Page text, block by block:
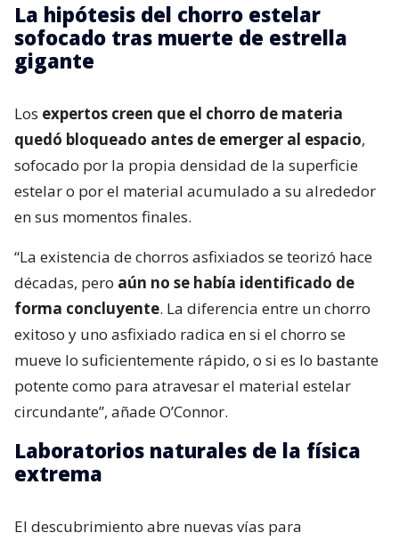
La hipótesis del chorro estelar
sofocado tras muerte de estrella
gigante
Los expertos creen que el chorro de materia
quedó bloqueado antes de emerger al espacio,
sofocado por la propia densidad de la superficie
estelar o por el material acumulado a su alrededor
en sus momentos finales.
“La existencia de chorros asfixiados se teorizó hace
décadas, pero aún no se había identificado de
forma concluyente. La diferencia entre un chorro
exitoso y uno asfixiado radica en si el chorro se
mueve lo suficientemente rápido, o si es lo bastante
potente como para atravesar el material estelar
circundante”, añade O’Connor.
Laboratorios naturales de la física
extrema
El descubrimiento abre nuevas vías para